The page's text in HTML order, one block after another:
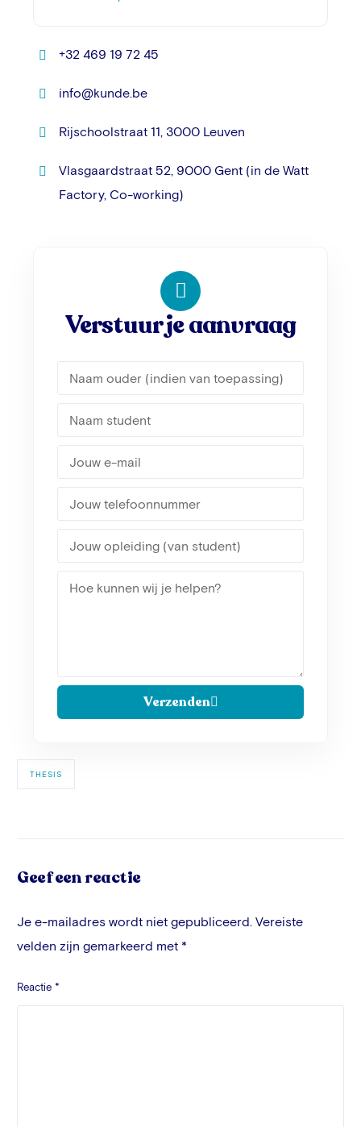
+32 469 19 72 45
info@kunde.be
Rijschoolstraat 11, 3000 Leuven
Vlasgaardstraat 52, 9000 Gent (in de Watt
Factory, Co-working)
Verstuur je aanvraag
Verzenden
THESIS
Geef een reactie
Je e-mailadres wordt niet gepubliceerd. Vereiste
velden zijn gemarkeerd met *
Reactie *